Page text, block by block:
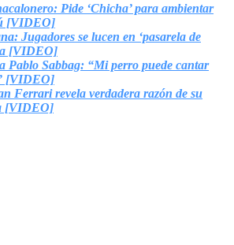
Pide ‘Chicha’ para ambientar
[VIDEO]
Jugadores se lucen en ‘pasarela de
[VIDEO]
Pablo Sabbag: “Mi perro puede cantar
[VIDEO]
Ferrari revela verdadera razón de su
[VIDEO]